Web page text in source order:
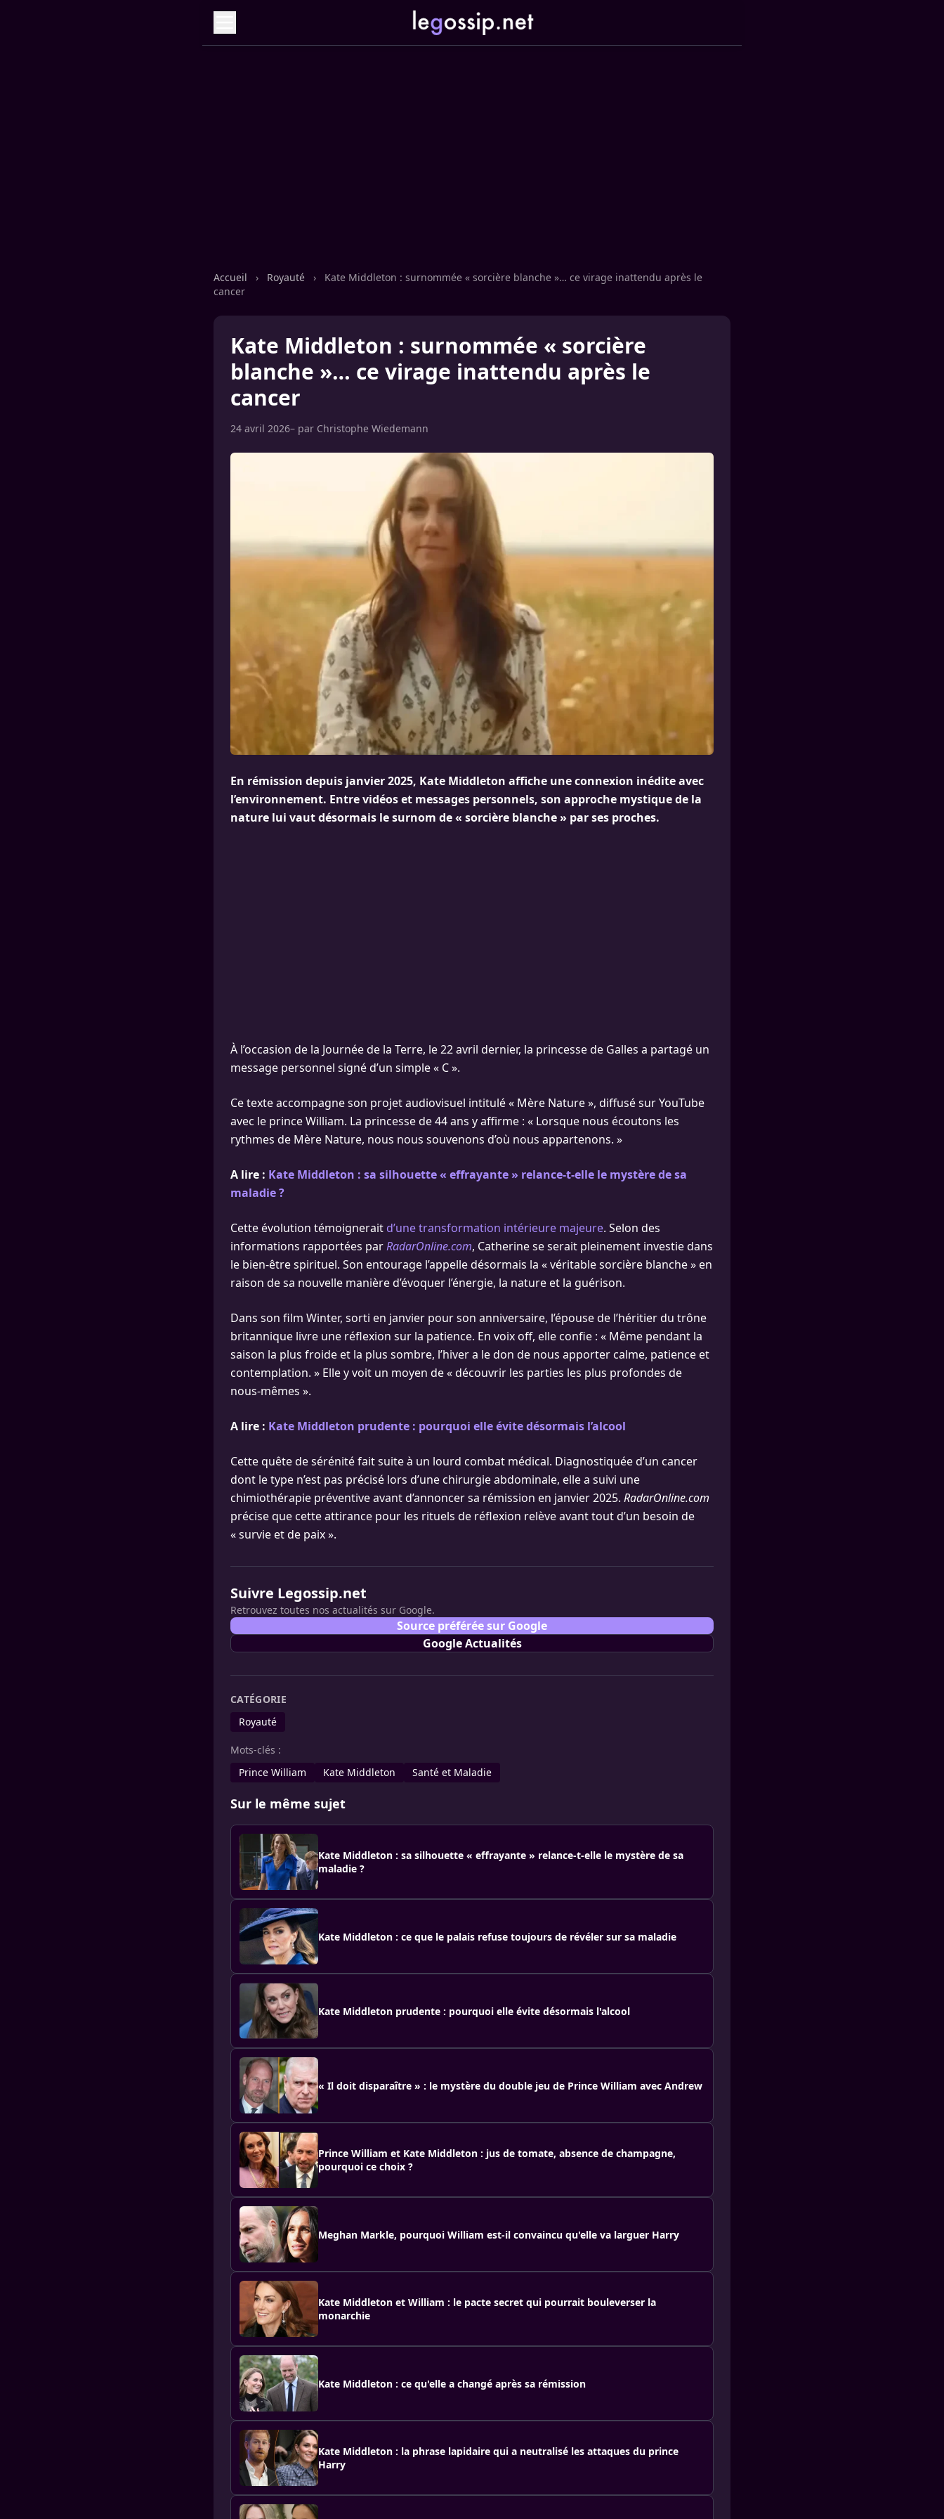
Accueil › Royauté ›
Kate Middleton : surnommée « sorcière blanche »… ce virage inattendu après le
cancer
Kate Middleton : surnommée « sorcière
blanche »… ce virage inattendu après le
cancer
24 avril 2026– par Christophe Wiedemann
En rémission depuis janvier 2025, Kate Middleton affiche une connexion inédite avec
l’environnement. Entre vidéos et messages personnels, son approche mystique de la
nature lui vaut désormais le surnom de « sorcière blanche » par ses proches.
À l’occasion de la Journée de la Terre, le 22 avril dernier, la princesse de Galles a partagé un
message personnel signé d’un simple « C ».
Ce texte accompagne son projet audiovisuel intitulé « Mère Nature », diffusé sur YouTube
avec le prince William. La princesse de 44 ans y affirme : « Lorsque nous écoutons les
rythmes de Mère Nature, nous nous souvenons d’où nous appartenons. »
A lire : Kate Middleton : sa silhouette « effrayante » relance-t-elle le mystère de sa
maladie ?
Cette évolution témoignerait d’une transformation intérieure majeure. Selon des
informations rapportées parRadarOnline.com, Catherine se serait pleinement investie dans
le bien-être spirituel. Son entourage l’appelle désormais la « véritable sorcière blanche » en
raison de sa nouvelle manière d’évoquer l’énergie, la nature et la guérison.
Dans son film Winter, sorti en janvier pour son anniversaire, l’épouse de l’héritier du trône
britannique livre une réflexion sur la patience. En voix off, elle confie : « Même pendant la
saison la plus froide et la plus sombre, l’hiver a le don de nous apporter calme, patience et
contemplation. » Elle y voit un moyen de « découvrir les parties les plus profondes de
nous-mêmes ».
A lire : Kate Middleton prudente : pourquoi elle évite désormais l’alcool
Cette quête de sérénité fait suite à un lourd combat médical. Diagnostiquée d’un cancer
dont le type n’est pas précisé lors d’une chirurgie abdominale, elle a suivi une
chimiothérapie préventive avant d’annoncer sa rémission en janvier 2025. RadarOnline.com
précise que cette attirance pour les rituels de réflexion relève avant tout d’un besoin de
« survie et de paix ».
Suivre Legossip.net
Retrouvez toutes nos actualités sur Google.
Source préférée sur Google
Google Actualités
CATÉGORIE
Royauté
Mots-clés :
Prince William
Kate Middleton Santé et Maladie
Sur le même sujet
Kate Middleton : sa silhouette « effrayante » relance-t-elle le mystère de sa
maladie ?
Kate Middleton : ce que le palais refuse toujours de révéler sur sa maladie
Kate Middleton prudente : pourquoi elle évite désormais l'alcool
« Il doit disparaître » : le mystère du double jeu de Prince William avec Andrew
Prince William et Kate Middleton : jus de tomate, absence de champagne,
pourquoi ce choix ?
Meghan Markle, pourquoi William est-il convaincu qu'elle va larguer Harry
Kate Middleton et William : le pacte secret qui pourrait bouleverser la
monarchie
Kate Middleton : ce qu'elle a changé après sa rémission
Kate Middleton : la phrase lapidaire qui a neutralisé les attaques du prince
Harry